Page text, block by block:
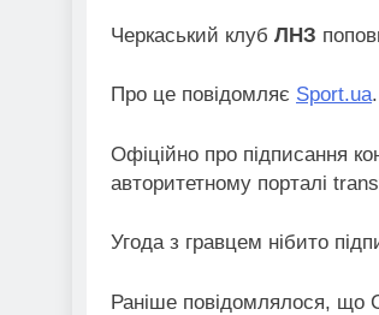
Черкаський клуб ЛНЗ
Про це повідомляє Sport.ua.
Офіційно про підписання
авторитетному порталі
Угода з гравцем нібито
Раніше повідомлялося, що